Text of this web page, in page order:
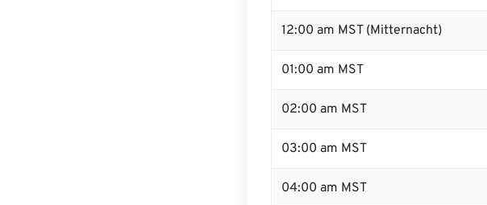
12:00 am MST (Mitternacht)
01:00 am MST
02:00 am MST
03:00 am MST
04:00 am MST